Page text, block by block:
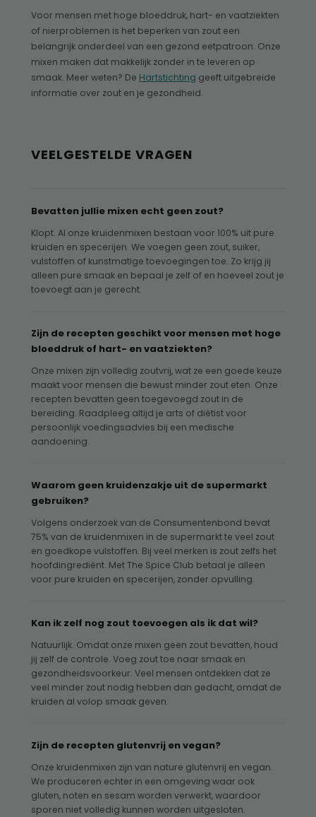
Voor mensen met hoge bloeddruk, hart- en vaatziekten
of nierproblemen is het beperken van zout een
belangrijk onderdeel van een gezond eetpatroon. Onze
mixen maken dat makkelijk zonder in te leveren op
smaak. Meer weten? De Hartstichting geeft uitgebreide
informatie over zout en je gezondheid.
VEELGESTELDE VRAGEN
Bevatten jullie mixen echt geen zout?
Klopt. Al onze kruidenmixen bestaan voor 100% uit pure
kruiden en specerijen. We voegen geen zout, suiker,
vulstoffen of kunstmatige toevoegingen toe. Zo krijg jij
alleen pure smaak en bepaal je zelf of en hoeveel zout je
toevoegt aan je gerecht.
Zijn de recepten geschikt voor mensen met hoge
bloeddruk of hart- en vaatziekten?
Onze mixen zijn volledig zoutvrij, wat ze een goede keuze
maakt voor mensen die bewust minder zout eten. Onze
recepten bevatten geen toegevoegd zout in de
bereiding. Raadpleeg altijd je arts of diëtist voor
persoonlijk voedingsadvies bij een medische
aandoening.
Waarom geen kruidenzakje uit de supermarkt
gebruiken?
Volgens onderzoek van de Consumentenbond bevat
75% van de kruidenmixen in de supermarkt te veel zout
en goedkope vulstoffen. Bij veel merken is zout zelfs het
hoofdingrediënt. Met The Spice Club betaal je alleen
voor pure kruiden en specerijen, zonder opvulling.
Kan ik zelf nog zout toevoegen als ik dat wil?
Natuurlijk. Omdat onze mixen geen zout bevatten, houd
jij zelf de controle. Voeg zout toe naar smaak en
gezondheidsvoorkeur. Veel mensen ontdekken dat ze
veel minder zout nodig hebben dan gedacht, omdat de
kruiden al volop smaak geven.
Zijn de recepten glutenvrij en vegan?
Onze kruidenmixen zijn van nature glutenvrij en vegan.
We produceren echter in een omgeving waar ook
gluten, noten en sesam worden verwerkt, waardoor
sporen niet volledig kunnen worden uitgesloten.